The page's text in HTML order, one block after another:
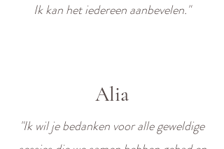
Ik kan het iedereen aanbevelen."
Alia
"Ik wil je bedanken voor alle geweldige